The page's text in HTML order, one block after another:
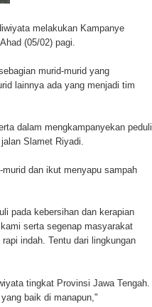
melakukan Kampanye
(05/02) pagi.
murid-murid yang
lainnya ada yang menjadi tim
dalam mengkampanyekan peduli
Slamet Riyadi.
dan ikut menyapu sampah
pada kebersihan dan kerapian
serta segenap masyarakat
indah. Tentu dari lingkungan
tingkat Provinsi Jawa Tengah.
baik di manapun,"